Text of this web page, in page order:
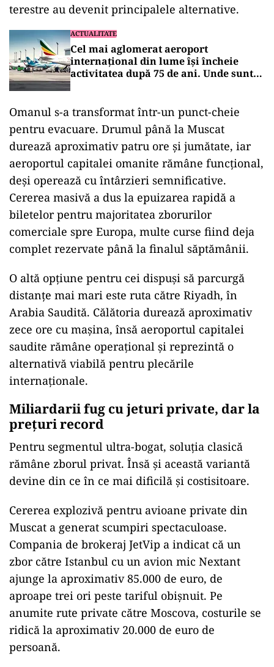
terestre au devenit principalele alternative.
ACTUALITATE
Cel mai aglomerat aeroport
internațional din lume își încheie
activitatea după 75 de ani. Unde sunt
Omanul s-a transformat într-un punct-cheie
pentru evacuare. Drumul până la Muscat
durează aproximativ patru ore și jumătate, iar
aeroportul capitalei omanite rămâne funcțional,
deși operează cu întârzieri semnificative.
Cererea masivă a dus la epuizarea rapidă a
biletelor pentru majoritatea zborurilor
comerciale spre Europa, multe curse fiind deja
complet rezervate până la finalul săptămânii.
O altă opțiune pentru cei dispuși să parcurgă
distanțe mai mari este ruta către Riyadh, în
Arabia Saudită. Călătoria durează aproximativ
zece ore cu mașina, însă aeroportul capitalei
saudite rămâne operațional și reprezintă o
alternativă viabilă pentru plecările
internaționale.
Miliardarii fug cu jeturi private, dar la
prețuri record
Pentru segmentul ultra-bogat, soluția clasică
rămâne zborul privat. Însă și această variantă
devine din ce în ce mai dificilă și costisitoare.
Cererea explozivă pentru avioane private din
Muscat a generat scumpiri spectaculoase.
Compania de brokeraj JetVip a indicat că un
zbor către Istanbul cu un avion mic Nextant
ajunge la aproximativ 85.000 de euro, de
aproape trei ori peste tariful obișnuit. Pe
anumite rute private către Moscova, costurile se
ridică la aproximativ 20.000 de euro de
persoană.